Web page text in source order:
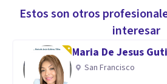
autónomo/a.
Realizo psicoterapia individual y de
Ayudo a adolescentes, adultos y
Pide información sin compromiso.
Estos son otros
interesar
Maria De Jesus
San Francisco